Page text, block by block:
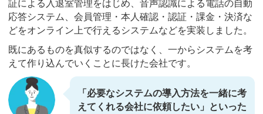
証による入退室管理をはじめ、音声認識による電話の自動
応答システム、会員管理・本人確認・認証・課金・決済な
どをオンライン上で行えるシステムなどを実装しました。
既にあるものを真似するのではなく、一からシステムを考
えて作り込んでいくことに長けた会社です。
「必要なシステムの導入方法を一緒に考
えてくれる会社に依頼したい」といった